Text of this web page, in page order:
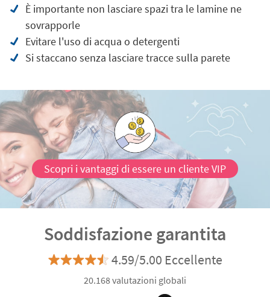
È importante non lasciare spazi tra le lamine ne
sovrapporle
Evitare l'uso di acqua o detergenti
Si staccano senza lasciare tracce sulla parete
Scopri i vantaggi di essere un cliente VIP
Soddisfazione garantita
4.59/5.00 Eccellente
20.168 valutazioni globali